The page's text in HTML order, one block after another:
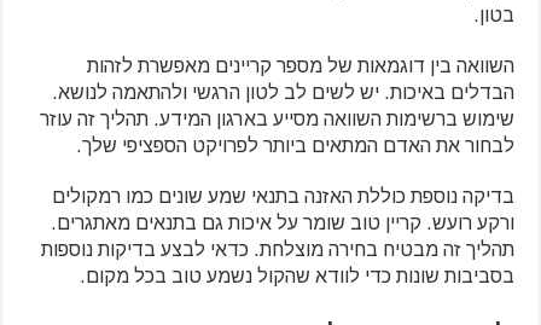
בטון.
השוואה בין דוגמאות של מספר קריינים מאפשרת לזהות
הבדלים באיכות. יש לשים לב לטון הרגשי ולהתאמה לנושא.
שימוש ברשימות השוואה מסייע בארגון המידע. תהליך זה עוזר
לבחור את האדם המתאים ביותר לפרויקט הספציפי שלך.
בדיקה נוספת כוללת האזנה בתנאי שמע שונים כמו רמקולים
ורקע רועש. קריין טוב שומר על איכות גם בתנאים מאתגרים.
תהליך זה מבטיח בחירה מוצלחת. כדאי לבצע בדיקות נוספות
בסביבות שונות כדי לוודא שהקול נשמע טוב בכל מקום.